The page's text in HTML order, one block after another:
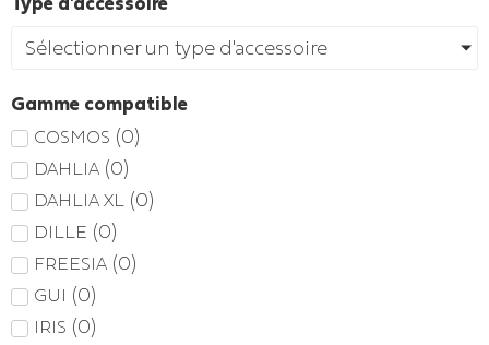
Sélectionner un type d'accessoire
Gamme compatible
COSMOS (0)
DAHLIA (0)
DAHLIA XL (0)
DILLE (0)
FREESIA (0)
GUI (0)
IRIS (0)